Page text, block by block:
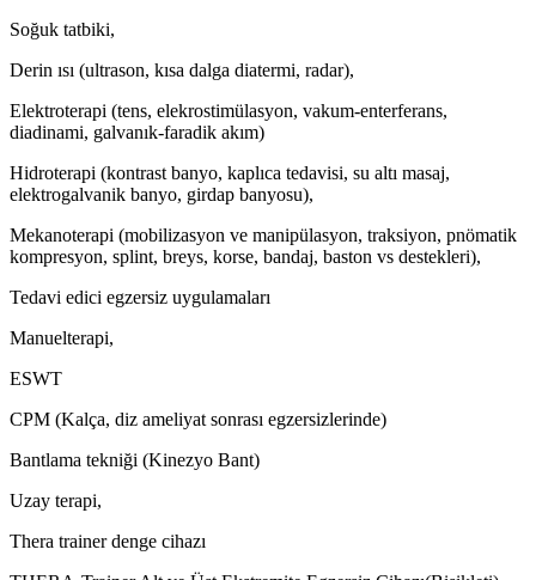
Soğuk tatbiki,
Derin ısı (ultrason, kısa dalga diatermi, radar),
Elektroterapi (tens, elekrostimülasyon, vakum-enterferans,
diadinami, galvanık-faradik akım)
Hidroterapi (kontrast banyo, kaplıca tedavisi, su altı masaj,
elektrogalvanik banyo, girdap banyosu),
Mekanoterapi (mobilizasyon ve manipülasyon, traksiyon, pnömatik
kompresyon, splint, breys, korse, bandaj, baston vs destekleri),
Tedavi edici egzersiz uygulamaları
Manuelterapi,
ESWT
CPM (Kalça, diz ameliyat sonrası egzersizlerinde)
Bantlama tekniği (Kinezyo Bant)
Uzay terapi,
Thera trainer denge cihazı